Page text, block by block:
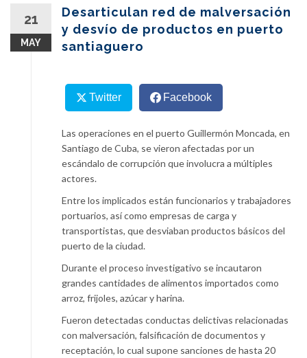
21
MAY
Desarticulan red de malversación
y desvío de productos en puerto
santiaguero
Twitter Facebook
Las operaciones en el puerto Guillermón Moncada, en
Santiago de Cuba, se vieron afectadas por un
escándalo de corrupción que involucra a múltiples
actores.
Entre los implicados están funcionarios y trabajadores
portuarios, así como empresas de carga y
transportistas, que desviaban productos básicos del
puerto de la ciudad.
Durante el proceso investigativo se incautaron
grandes cantidades de alimentos importados como
arroz, frijoles, azúcar y harina.
Fueron detectadas conductas delictivas relacionadas
con malversación, falsificación de documentos y
receptación, lo cual supone sanciones de hasta 20